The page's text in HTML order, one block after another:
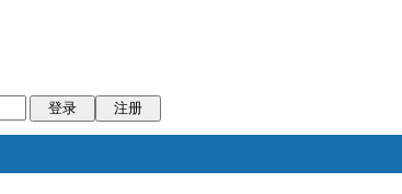
登录 注册